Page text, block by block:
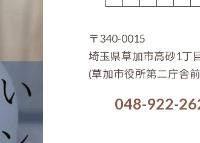
〒340-0015
埼玉県草加市高砂1丁
(草加市役所第二庁舎
048-922-